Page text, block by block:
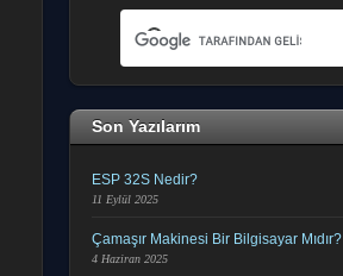
Son Yazılarım
ESP 32S Nedir?
11 Eylül 2025
Çamaşır Makinesi Bir Bilgisayar Mıdır?
4 Haziran 2025